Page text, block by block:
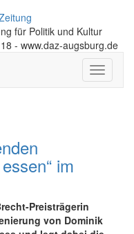
für Politik und Kultur
- www.daz-augsburg.de
Toggle
im
Preisträgerin
von Dominik